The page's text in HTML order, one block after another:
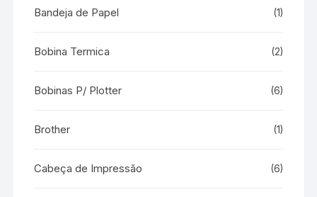
Bandeja de Papel (1)
Bobina Termica (2)
Bobinas P/ Plotter (6)
Brother (1)
Cabeça de Impressão (6)